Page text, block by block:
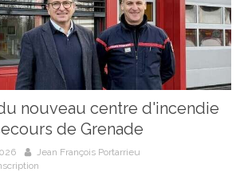
nouveau centre d'incendie
de Grenade
Jean François Portarrieu